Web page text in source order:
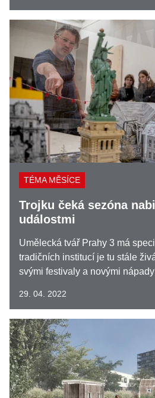
TÉMA MĚSÍCE
Trojku čeká sezóna
událostmi
Umělecká tvář Prahy 3 má
tradičních institucí je tu stále
svými festivaly a novými
29. 04. 2022